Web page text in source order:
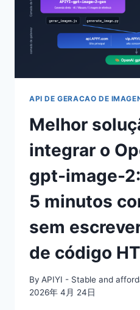
SOLUÇÕES
+
10
MINUTOS
API DE GERACAO DE
Melhor
integrar o
gpt-image-
5 minutos
sem
de código
By APIYI - Stable and
2026年 4月 24日